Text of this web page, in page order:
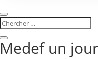
Medef un